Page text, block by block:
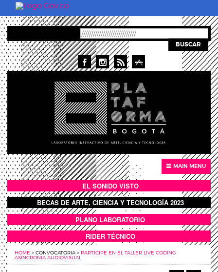
Pasar al contenido principal
BUSCAR
MAIN MENU
BOTÓN SONIDO VISTO
EL SONIDO VISTO
BOTON DOMO LLENO
BECAS DE ARTE, CIENCIA Y TECNOLOGÍA 2023
ANEXOS
PLANO LABORATORIO
RIDER TÉCNICO
HOME > CONVOCATORIA > PARTICIPE EN EL TALLER LIVE CODING
ASINCRONIA AUDIOVISUAL